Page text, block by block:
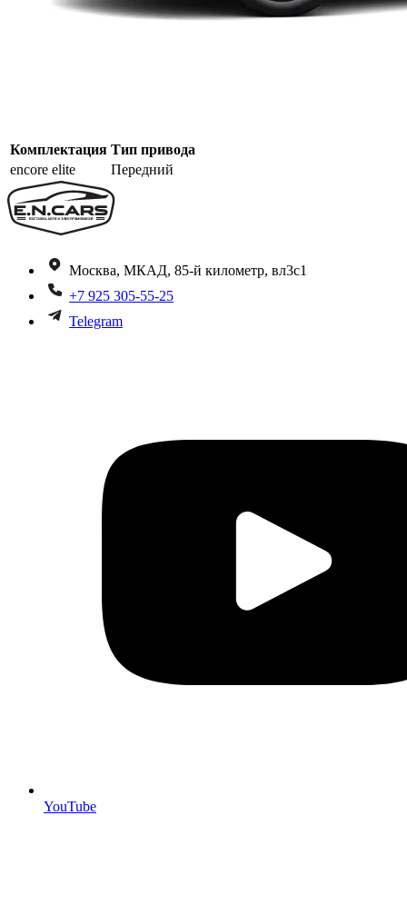
Комплектация Тип привода
encore elite
Передний
Москва, МКАД, 85-й километр, вл3с1
+7 925 305-55-25
Telegram
YouTube